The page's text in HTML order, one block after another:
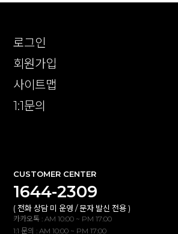
로그인
회원가입
사이트맵
1:1문의
CUSTOMER CENTER
1644-2309
( 전화 상담 미 운영 / 문자 발신 전용 )
카카오톡 : AM 10:00 ~ PM 17:00
1:1 문의 : AM 10:00 ~ PM 17:00